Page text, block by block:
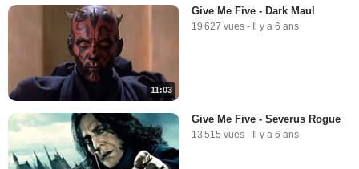
11:03
Give Me Five - Dark Maul
19 627 vues - Il y a 6 ans
Give Me Five - Severus Rogue
13 515 vues - Il y a 6 ans